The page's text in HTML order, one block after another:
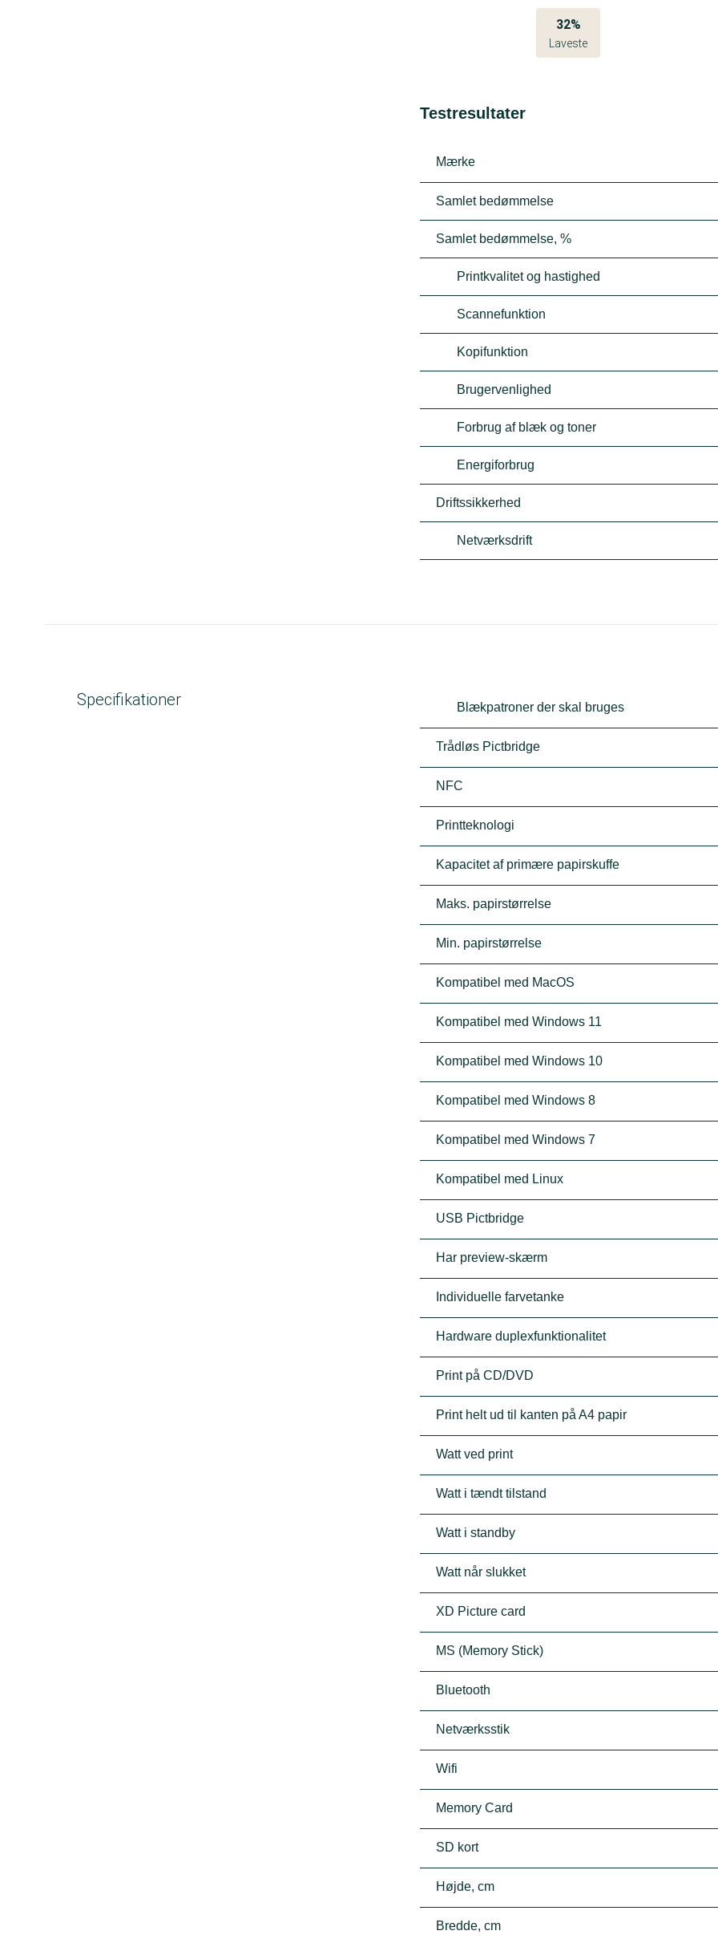
32%
Laveste
Testresultater
Mærke
Samlet bedømmelse
Samlet bedømmelse, %
Printkvalitet og hastighed
Scannefunktion
Kopifunktion
Brugervenlighed
Forbrug af blæk og toner
Energiforbrug
Driftssikkerhed
Netværksdrift
Specifikationer Blækpatroner der skal bruges
Trådløs Pictbridge
NFC
Printteknologi
Kapacitet af primære papirskuffe
Maks. papirstørrelse
Min. papirstørrelse
Kompatibel med MacOS
Kompatibel med Windows 11
Kompatibel med Windows 10
Kompatibel med Windows 8
Kompatibel med Windows 7
Kompatibel med Linux
USB Pictbridge
Har preview-skærm
Individuelle farvetanke
Hardware duplexfunktionalitet
Print på CD/DVD
Print helt ud til kanten på A4 papir
Watt ved print
Watt i tændt tilstand
Watt i standby
Watt når slukket
XD Picture card
MS (Memory Stick)
Bluetooth
Netværksstik
Wifi
Memory Card
SD kort
Højde, cm
Bredde, cm